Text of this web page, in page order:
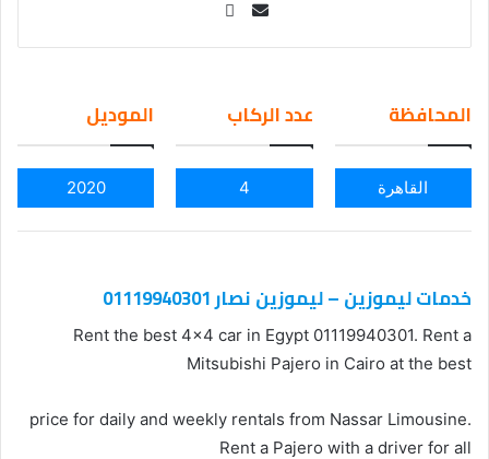
Se
ail
المحافظة
القاهرة
عدد الركاب
4
الموديل
2020
خدمات ليموزين – ليموزين نصار 01119940301
Rent the best 4×4 car in Egypt 01119940301. Rent a
Mitsubishi Pajero in Cairo at the best
price for daily and weekly rentals from Nassar Limousine.
Rent a Pajero with a driver for all